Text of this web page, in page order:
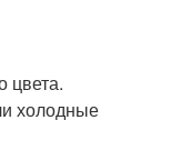
цвета.
холодные